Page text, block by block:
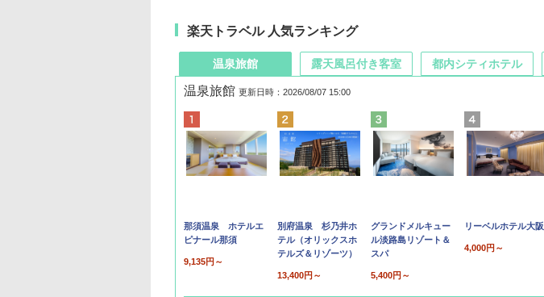
楽天トラベル 人気ランキング
温泉旅館
温泉旅館 更新日時：2026/08/07 15:00
那須温泉 ホテルエ
ピナール那須
9,135円～
別府温泉 杉乃井ホ
テル（オリックスホ
テルズ＆リゾーツ）
13,400円～
グランドメルキュー
ル淡路島リゾート＆
スパ
5,400円～
リーベルホテル大阪
4,000円～
露天風呂付き客室 都内シティホテル